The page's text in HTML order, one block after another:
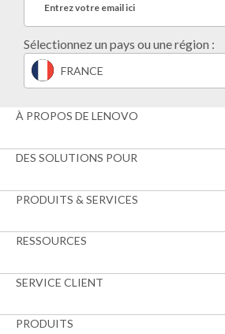
Entrez votre email ici
Sélectionnez un pays ou une région :
FRANCE
À PROPOS DE LENOVO
DES SOLUTIONS POUR
PRODUITS & SERVICES
RESSOURCES
SERVICE CLIENT
PRODUITS